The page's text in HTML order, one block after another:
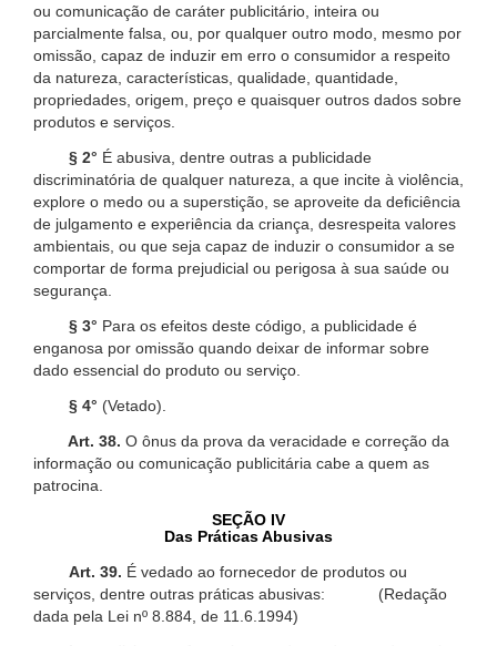
ou comunicação de caráter publicitário, inteira ou
parcialmente falsa, ou, por qualquer outro modo, mesmo por
omissão, capaz de induzir em erro o consumidor a respeito
da natureza, características, qualidade, quantidade,
propriedades, origem, preço e quaisquer outros dados sobre
produtos e serviços.
§ 2° É abusiva, dentre outras a publicidade
discriminatória de qualquer natureza, a que incite à violência,
explore o medo ou a superstição, se aproveite da deficiência
de julgamento e experiência da criança, desrespeita valores
ambientais, ou que seja capaz de induzir o consumidor a se
comportar de forma prejudicial ou perigosa à sua saúde ou
segurança.
§ 3° Para os efeitos deste código, a publicidade é
enganosa por omissão quando deixar de informar sobre
dado essencial do produto ou serviço.
§ 4° (Vetado).
Art. 38. O ônus da prova da veracidade e correção da
informação ou comunicação publicitária cabe a quem as
patrocina.
SEÇÃO IV
Das Práticas Abusivas
Art. 39. É vedado ao fornecedor de produtos ou
serviços, dentre outras práticas abusivas: (Redação
dada pela Lei nº 8.884, de 11.6.1994)